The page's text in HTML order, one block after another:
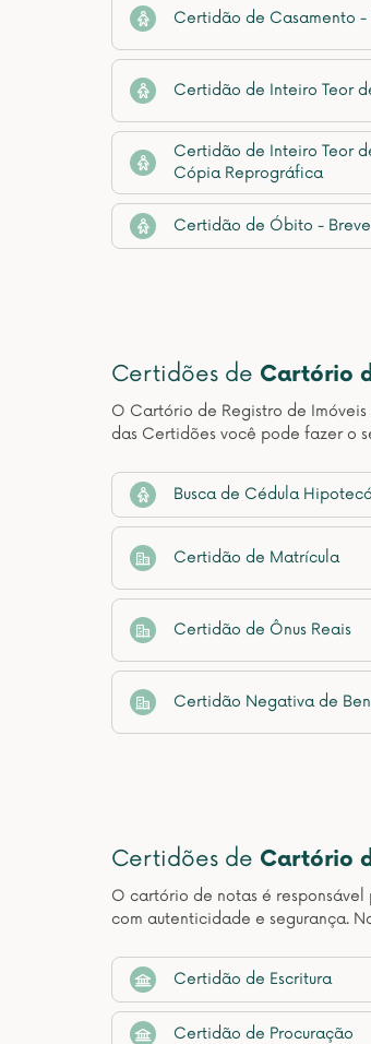
Certidão de Casamento -
Certidão de Inteiro Teor
Certidão de Inteiro Teor
Cópia Reprográfica
Certidão de Óbito -
Certidões de Cartório
O Cartório de Registro de
das Certidões você pode fazer o
Busca de Cédula
Certidão de Matrícula
Certidão de Ônus Reais
Certidão Negativa de
Certidões de Cartório
O cartório de notas é
com autenticidade e segurança.
Certidão de Escritura
Certidão de Procuração